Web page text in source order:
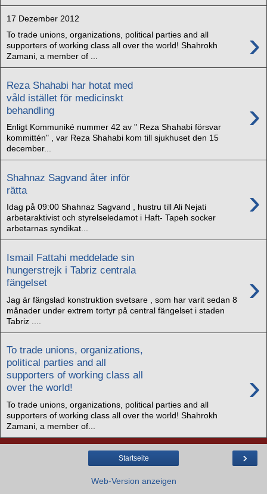
17 Dezember 2012
›
To trade unions, organizations, political parties and all
supporters of working class all over the world! Shahrokh
Zamani, a member of ...
Reza Shahabi har hotat med
våld istället för medicinskt
behandling
›
Enligt Kommuniké nummer 42 av " Reza Shahabi försvar
kommittén" , var Reza Shahabi kom till sjukhuset den 15
december...
Shahnaz Sagvand åter inför
rätta
›
Idag på 09:00 Shahnaz Sagvand , hustru till Ali Nejati
arbetaraktivist och styrelseledamot i Haft- Tapeh socker
arbetarnas syndikat...
Ismail Fattahi meddelade sin
hungerstrejk i Tabriz centrala
fängelset
›
Jag är fängslad konstruktion svetsare , som har varit sedan 8
månader under extrem tortyr på central fängelset i staden
Tabriz ....
To trade unions, organizations,
political parties and all
supporters of working class all
over the world!
›
To trade unions, organizations, political parties and all
supporters of working class all over the world! Shahrokh
Zamani, a member of...
›
Startseite
Web-Version anzeigen